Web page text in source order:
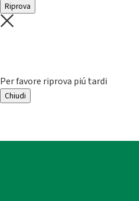
Riprova
Per favore riprova piú tardi
Chiudi